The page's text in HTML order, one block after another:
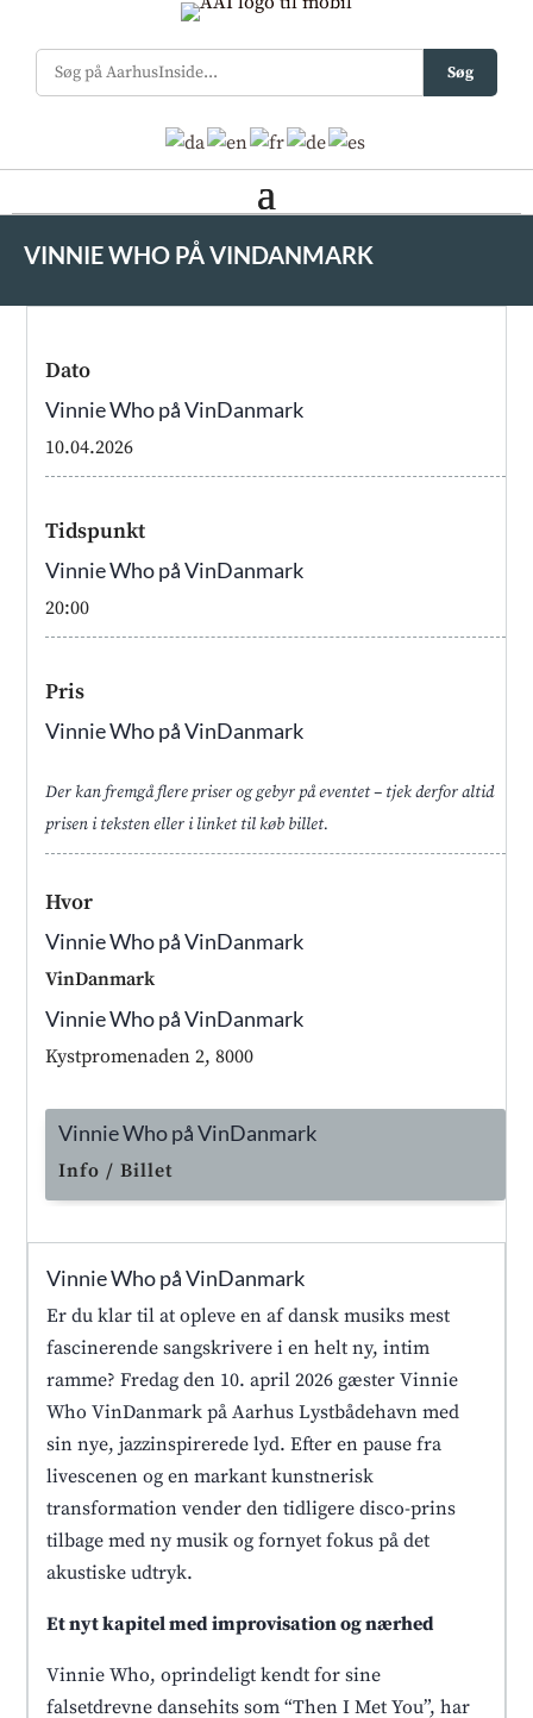
Søg
VINNIE WHO PÅ VINDANMARK
Dato
Vinnie Who på VinDanmark
10.04.2026
Tidspunkt
Vinnie Who på VinDanmark
20:00
Pris
Vinnie Who på VinDanmark
Der kan fremgå flere priser og gebyr på eventet – tjek derfor altid
prisen i teksten eller i linket til køb billet.
Hvor
Vinnie Who på VinDanmark
VinDanmark
Vinnie Who på VinDanmark
Kystpromenaden 2, 8000
Vinnie Who på VinDanmark
Info / Billet
Vinnie Who på VinDanmark
Er du klar til at opleve en af dansk musiks mest
fascinerende sangskrivere i en helt ny, intim
ramme? Fredag den 10. april 2026 gæster Vinnie
Who VinDanmark på Aarhus Lystbådehavn med
sin nye, jazzinspirerede lyd. Efter en pause fra
livescenen og en markant kunstnerisk
transformation vender den tidligere disco-prins
tilbage med ny musik og fornyet fokus på det
akustiske udtryk.
Et nyt kapitel med improvisation og nærhed
Vinnie Who, oprindeligt kendt for sine
falsetdrevne dansehits som “Then I Met You”, har